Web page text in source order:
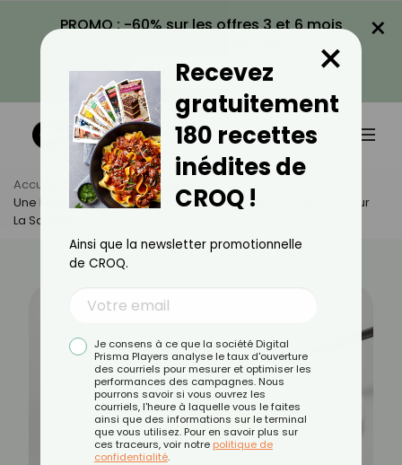
PROMO : -60% sur les offres 3 et 6 mois
VOIR LA PROMO
×
Accueil Actus
Quotidien
Une Mouche S’est Posée Dans Mon Assiette : Dangereux Pour
La Santé ?
Recevez
gratuitement
180 recettes
inédites de
CROQ !
×
Ainsi que la newsletter promotionnelle
de CROQ.
Je consens à ce que la société Digital
Prisma Players analyse le taux d'ouverture
des courriels pour mesurer et optimiser les
performances des campagnes. Nous
pourrons savoir si vous ouvrez les
courriels, l'heure à laquelle vous le faites
ainsi que des informations sur le terminal
que vous utilisez. Pour en savoir plus sur
ces traceurs, voir notre politique de
confidentialité.